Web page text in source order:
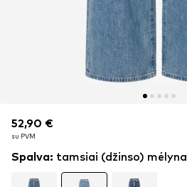
52,90 €
su PVM
52,90 €
su PVM
Spalva: tamsiai (džinso) mėlyna